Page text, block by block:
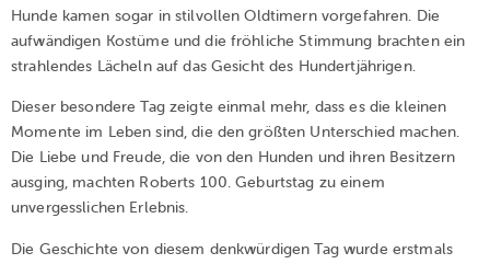
Hunde kamen sogar in stilvollen Oldtimern vorgefahren. Die
aufwändigen Kostüme und die fröhliche Stimmung brachten ein
strahlendes Lächeln auf das Gesicht des Hundertjährigen.
Dieser besondere Tag zeigte einmal mehr, dass es die kleinen
Momente im Leben sind, die den größten Unterschied machen.
Die Liebe und Freude, die von den Hunden und ihren Besitzern
ausging, machten Roberts 100. Geburtstag zu einem
unvergesslichen Erlebnis.
Die Geschichte von diesem denkwürdigen Tag wurde erstmals